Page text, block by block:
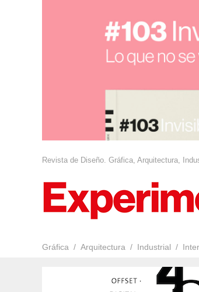
Revista de Diseño. Gráfica, Arquitectura,
Gráfica Arquitectura Industrial